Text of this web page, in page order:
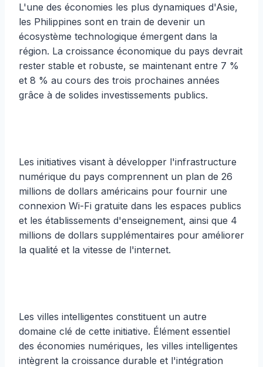
L'une des économies les plus dynamiques d'Asie,
les Philippines sont en train de devenir un
écosystème technologique émergent dans la
région. La croissance économique du pays devrait
rester stable et robuste, se maintenant entre 7 %
et 8 % au cours des trois prochaines années
grâce à de solides investissements publics.
Les initiatives visant à développer l'infrastructure
numérique du pays comprennent un plan de 26
millions de dollars américains pour fournir une
connexion Wi-Fi gratuite dans les espaces publics
et les établissements d'enseignement, ainsi que 4
millions de dollars supplémentaires pour améliorer
la qualité et la vitesse de l'internet.
Les villes intelligentes constituent un autre
domaine clé de cette initiative. Élément essentiel
des économies numériques, les villes intelligentes
intègrent la croissance durable et l'intégration